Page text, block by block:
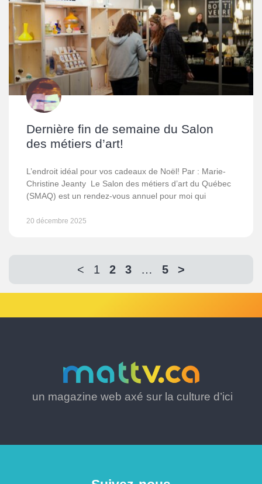
Dernière fin de semaine du Salon
des métiers d’art!
L’endroit idéal pour vos cadeaux de Noël! Par : Marie-
Christine Jeanty Le Salon des métiers d’art du Québec
(SMAQ) est un rendez-vous annuel pour moi qui
20 décembre 2025
< 1 2 3 … 5 >
un magazine web axé sur la culture d’ici